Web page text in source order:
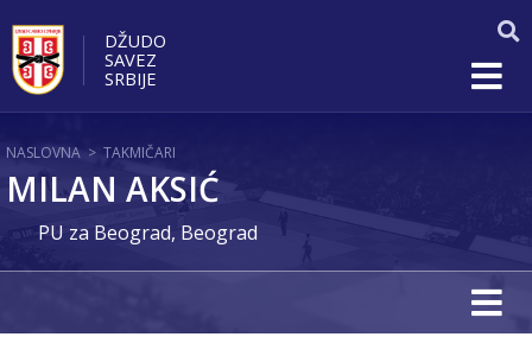
DŽUDO
SAVEZ
SRBIJE
NASLOVNA > TAKMIČARI
MILAN AKSIĆ
PU za Beograd, Beograd